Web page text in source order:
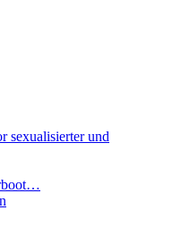
sexualisierter und